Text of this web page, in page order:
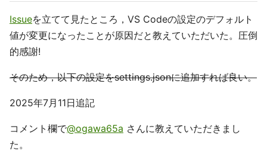
Issueを立てて見たところ，VS Codeの設定のデフォルト
値が変更になったことが原因だと教えていただいた。圧倒
的感謝!
そのため，以下の設定をsettings.jsonに追加すれば良い。
2025年7月11日追記
コメント欄で@ogawa65a さんに教えていただきまし
た。